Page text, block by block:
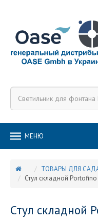
MEНЮ
ТОВАРЫ ДЛЯ
Стул складной Portofino
Стул складной